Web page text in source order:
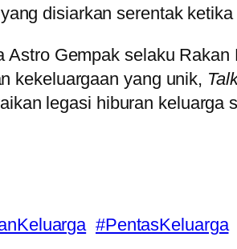
yang disiarkan serentak
Gempak selaku
kekeluargaan yang unik,
legasi hiburan keluarga
#PentasKeluarga